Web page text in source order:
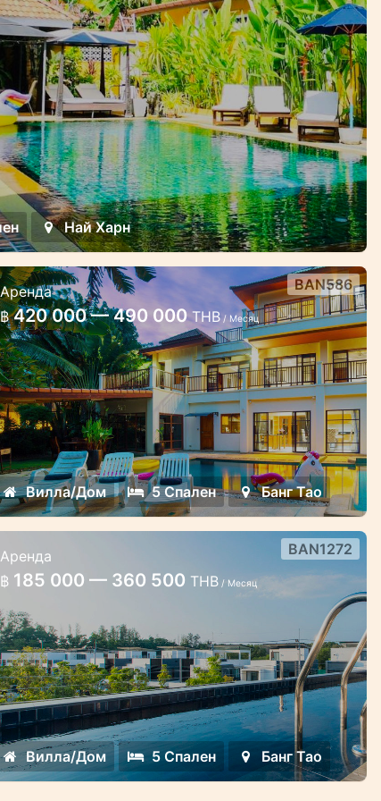
Най Харн
вилла в 10 минутах
от пляжа Сурин
вилла с бассейном и садом
пляжа Сурин
BAN586
Аренда
฿ 420 000 — 490 000THB/ Месяц
Вилла/Дом 5 Спален Банг Тао
спальная
вилла в Лагуне
вилла в Лагуна Парк Бангтао
Таиланд
BAN1272
Аренда
฿ 185 000 — 360 500 THB / Месяц
Вилла/Дом 5 Спален Банг Тао